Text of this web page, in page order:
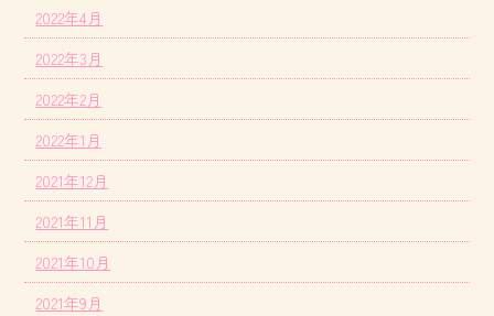
2022年4月
2022年3月
2022年2月
2022年1月
2021年12月
2021年11月
2021年10月
2021年9月